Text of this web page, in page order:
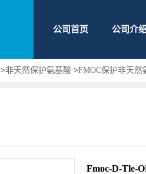
公司首页 公司介
>非天然保护氨基酸 >FMOC保护非天然
Fmoc-D-Tle-